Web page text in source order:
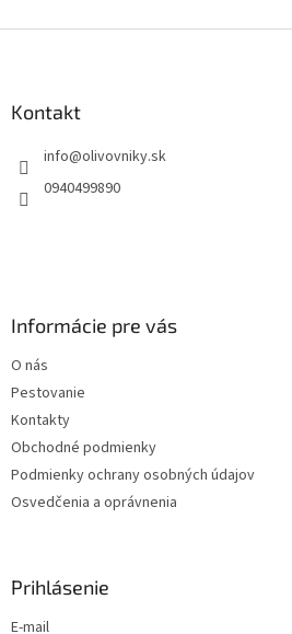
Kontakt
info@olivovniky.sk
0940499890
Informácie pre vás
O nás
Pestovanie
Kontakty
Obchodné podmienky
Podmienky ochrany osobných údajov
Osvedčenia a oprávnenia
Prihlásenie
E-mail